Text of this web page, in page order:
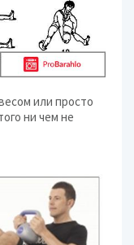
или просто
ни чем не